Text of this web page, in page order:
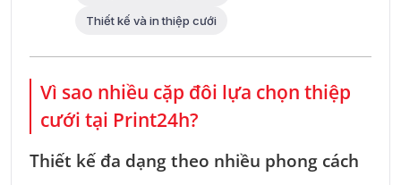
Thiết kế và in thiệp cưới
Vì sao nhiều cặp đôi lựa chọn thiệp
cưới tại Print24h?
Thiết kế đa dạng theo nhiều phong cách